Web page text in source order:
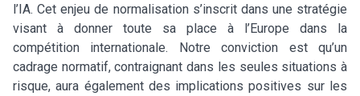
l’IA. Cet enjeu de normalisation s’inscrit dans une stratégie
visant à donner toute sa place à l’Europe dans la
compétition internationale. Notre conviction est qu’un
cadrage normatif, contraignant dans les seules situations à
risque, aura également des implications positives sur les